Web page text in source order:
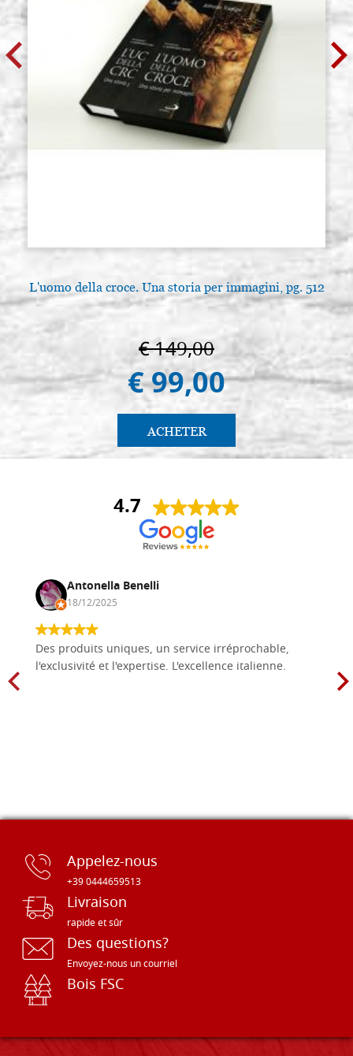
L'uomo della croce. Una storia per immagini, pg. 512
€ 149,00
€ 99,00
ACHETER
4.7
Antonella Benelli
18/12/2025
Des produits uniques, un service irréprochable,
l'exclusivité et l'expertise. L'excellence italienne.
Appelez-nous
+39 0444659513
Livraison
rapide et sûr
Des questions?
Envoyez-nous un courriel
Bois FSC